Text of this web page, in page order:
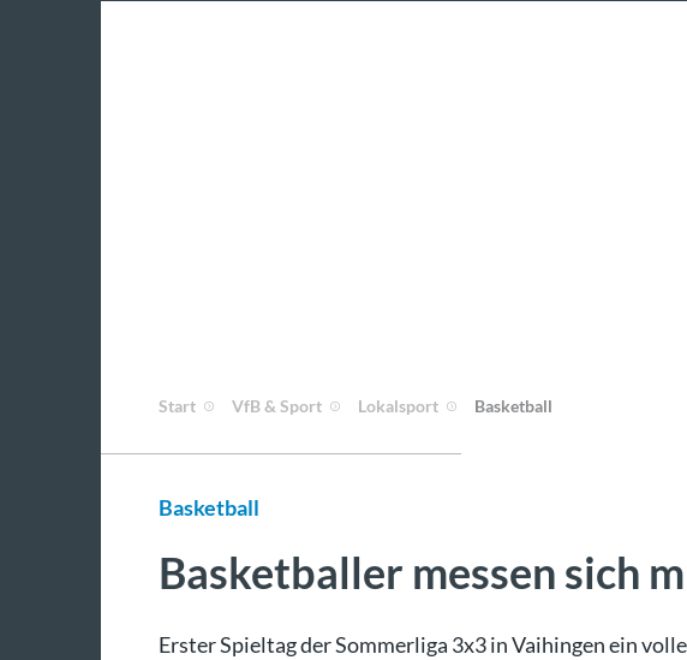
Start VfB & Sport Lokalsport Basketball
Basketball
Basketballer messen sich
Erster Spieltag der Sommerliga 3x3 in Vaihingen ein